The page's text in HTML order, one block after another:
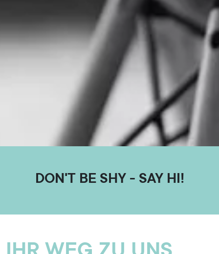
DON'T BE SHY - SAY HI!